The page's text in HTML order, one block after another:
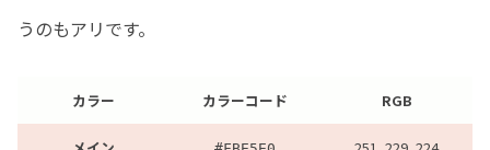
うのもアリです。
カラー カラーコード RGB